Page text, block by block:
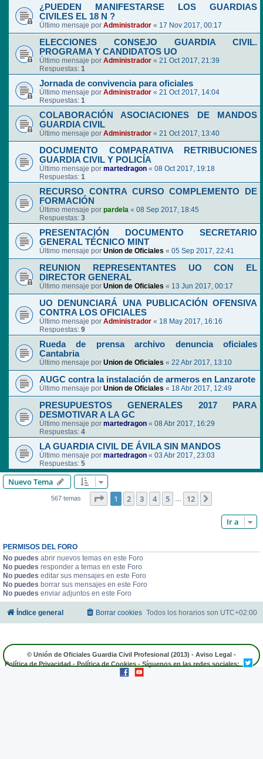
¿PUEDEN MANIFESTARSE LOS GUARDIAS
CIVILES EL 18 N ?
Último mensaje por Administrador « 17 Nov 2017, 00:17
ELECCIONES CONSEJO GUARDIA CIVIL.
PROGRAMA Y CANDIDATOS UO
Último mensaje por Administrador « 21 Oct 2017, 21:39
Respuestas: 1
Jornada de convivencia para oficiales
Último mensaje por Administrador « 21 Oct 2017, 14:04
Respuestas: 1
COLABORACIÓN ASOCIACIONES DE MANDOS
GUARDIA CIVIL
Último mensaje por Administrador « 21 Oct 2017, 13:40
DOCUMENTO COMPARATIVA RETRIBUCIONES
GUARDIA CIVIL Y POLICÍA
Último mensaje por martedragon « 08 Oct 2017, 19:18
Respuestas: 1
RECURSO CONTRA CURSO COMPLEMENTO DE
FORMACIÓN
Último mensaje por pardela « 08 Sep 2017, 18:45
Respuestas: 3
PRESENTACIÓN DOCUMENTO SECRETARIO
GENERAL TÉCNICO MINT
Último mensaje por Union de Oficiales « 05 Sep 2017, 22:41
REUNION REPRESENTANTES UO CON EL
DIRECTOR GENERAL
Último mensaje por Union de Oficiales « 13 Jun 2017, 00:17
UO DENUNCIARÁ UNA PUBLICACIÓN OFENSIVA
CONTRA LOS OFICIALES
Último mensaje por Administrador « 18 May 2017, 16:16
Respuestas: 9
Rueda de prensa archivo denuncia oficiales
Cantabria
Último mensaje por Union de Oficiales « 22 Abr 2017, 13:10
AUGC contra la instalación de armeros en Lanzarote
Último mensaje por Union de Oficiales « 18 Abr 2017, 12:49
PRESUPUESTOS GENERALES 2017 PARA
DESMOTIVAR A LA GC
Último mensaje por martedragon « 08 Abr 2017, 16:29
Respuestas: 4
LA GUARDIA CIVIL DE ÁVILA SIN MANDOS
Último mensaje por martedragon « 03 Abr 2017, 23:03
Respuestas: 5
Nuevo Tema
567 temas Página de 12
1 2 3 4 5 … 12
Ir a
PERMISOS DEL FORO
No puedes abrir nuevos temas en este Foro
No puedes responder a temas en este Foro
No puedes editar sus mensajes en este Foro
No puedes borrar sus mensajes en este Foro
No puedes enviar adjuntos en este Foro
Índice general Todos los horarios son UTC+02:00
Borrar cookies
© Unión de Oficiales Guardia Civil Profesional (2013) - Aviso Legal -
Política de Privacidad-Política de Cookies- Síguenos en las redes sociales: